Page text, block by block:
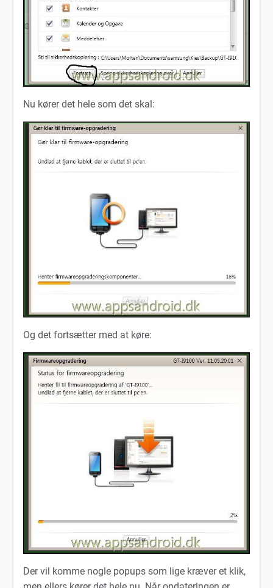
Nu kører det hele som det skal:
Og det fortsætter med at køre:
Der vil komme nogle popups som lige kræver et klik,